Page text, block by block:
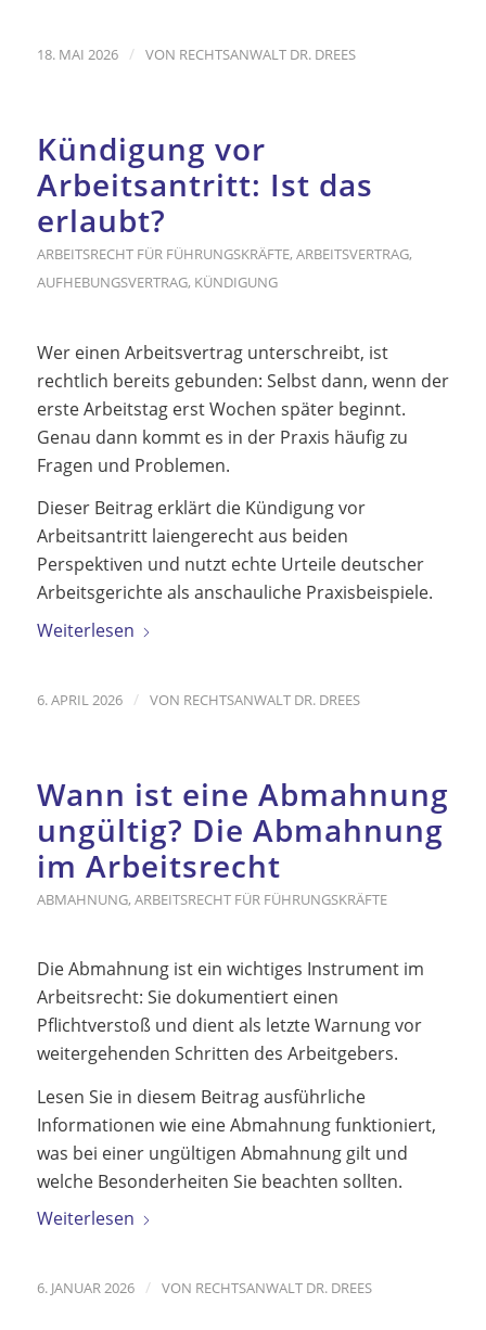
18. MAI 2026 / VON RECHTSANWALT DR. DREES
Kündigung vor
Arbeitsantritt: Ist das
erlaubt?
ARBEITSRECHT FÜR FÜHRUNGSKRÄFTE, ARBEITSVERTRAG,
AUFHEBUNGSVERTRAG, KÜNDIGUNG
Wer einen Arbeitsvertrag unterschreibt, ist
rechtlich bereits gebunden: Selbst dann, wenn der
erste Arbeitstag erst Wochen später beginnt.
Genau dann kommt es in der Praxis häufig zu
Fragen und Problemen.
Dieser Beitrag erklärt die Kündigung vor
Arbeitsantritt laiengerecht aus beiden
Perspektiven und nutzt echte Urteile deutscher
Arbeitsgerichte als anschauliche Praxisbeispiele.
Weiterlesen
6. APRIL 2026 / VON RECHTSANWALT DR. DREES
Wann ist eine Abmahnung
ungültig? Die Abmahnung
im Arbeitsrecht
ABMAHNUNG, ARBEITSRECHT FÜR FÜHRUNGSKRÄFTE
Die Abmahnung ist ein wichtiges Instrument im
Arbeitsrecht: Sie dokumentiert einen
Pflichtverstoß und dient als letzte Warnung vor
weitergehenden Schritten des Arbeitgebers.
Lesen Sie in diesem Beitrag ausführliche
Informationen wie eine Abmahnung funktioniert,
was bei einer ungültigen Abmahnung gilt und
welche Besonderheiten Sie beachten sollten.
Weiterlesen
6. JANUAR 2026 / VON RECHTSANWALT DR. DREES